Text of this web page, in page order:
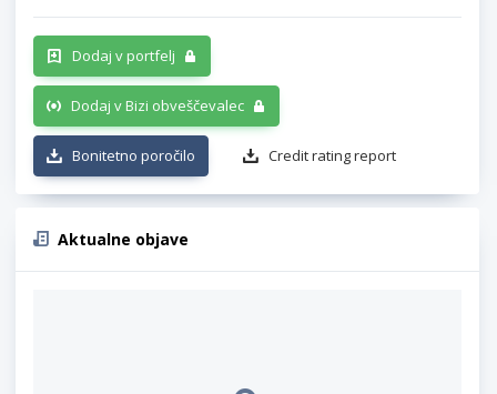
Dodaj v portfelj
Dodaj v Bizi obveščevalec
Bonitetno poročilo Credit rating report
Aktualne objave